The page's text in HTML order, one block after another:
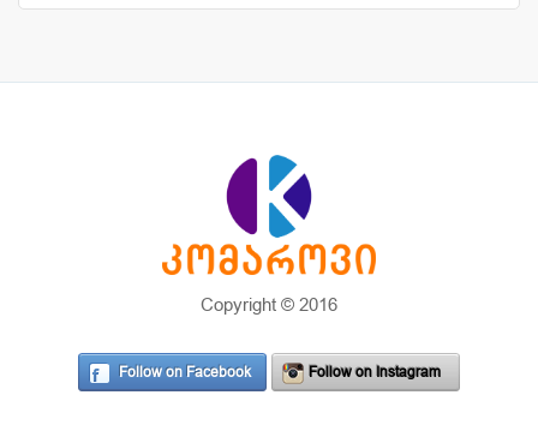
Copyright © 2016
Follow on Facebook Follow on Instagram